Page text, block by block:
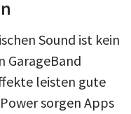
Sound ist kein
GarageBand
leisten gute
sorgen Apps